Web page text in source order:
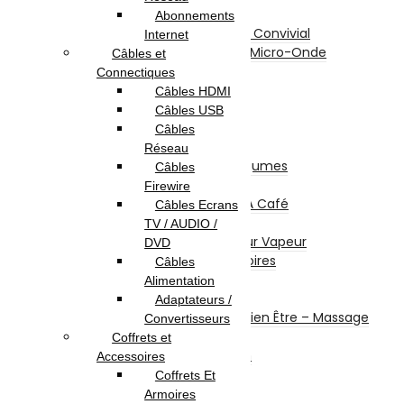
Grille-Pain
Appareil De Cuisson / Convivial
Mini Four Électrique / Micro-Onde
Balance De Cuisine
Mixeurs / Blenders
Hachoirs
Batteurs
Centrifugeuses
Presse Agrumes / Légumes
Robots Multifonction
Cafetières Et Moulin À Café
Entretien – Soin
Aspirateur – Nettoyeur Vapeur
Repassage & Accessoires
Beauté Masculine
Beauté Féminine
Santé Connectée – Bien Être – Massage
Machine à coudre
Chauffage et chauffe bain
Ventilateurs
Climatisation
Abonnements
Internet
Câbles et
Connectiques
Câbles HDMI
Câbles USB
Câbles
Réseau
Câbles
Firewire
Câbles Ecrans
TV / AUDIO /
DVD
Câbles
Alimentation
Adaptateurs /
Convertisseurs
Coffrets et
Accessoires
Coffrets Et
Armoires